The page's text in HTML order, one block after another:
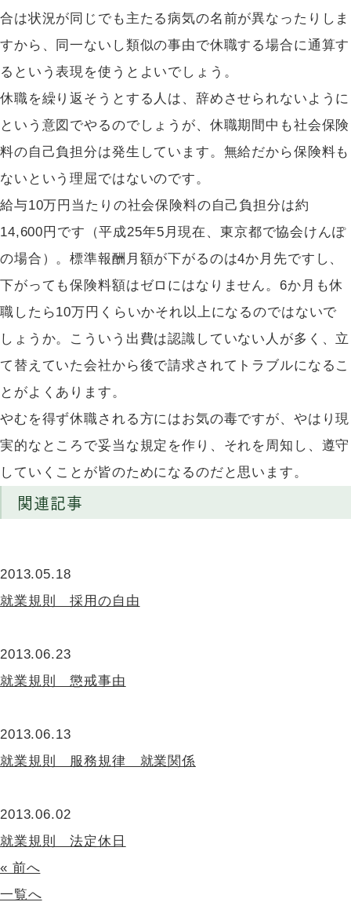
合は状況が同じでも主たる病気の名前が異なったりしま
すから、同一ないし類似の事由で休職する場合に通算す
るという表現を使うとよいでしょう。
休職を繰り返そうとする人は、辞めさせられないように
という意図でやるのでしょうが、休職期間中も社会保険
料の自己負担分は発生しています。無給だから保険料も
ないという理屈ではないのです。
給与10万円当たりの社会保険料の自己負担分は約
14,600円です（平成25年5月現在、東京都で協会けんぽ
の場合）。標準報酬月額が下がるのは4か月先ですし、
下がっても保険料額はゼロにはなりません。6か月も休
職したら10万円くらいかそれ以上になるのではないで
しょうか。こういう出費は認識していない人が多く、立
て替えていた会社から後で請求されてトラブルになるこ
とがよくあります。
やむを得ず休職される方にはお気の毒ですが、やはり現
実的なところで妥当な規定を作り、それを周知し、遵守
していくことが皆のためになるのだと思います。
関連記事
2013.05.18
就業規則 採用の自由
2013.06.23
就業規則 懲戒事由
2013.06.13
就業規則 服務規律 就業関係
2013.06.02
就業規則 法定休日
« 前へ
一覧へ